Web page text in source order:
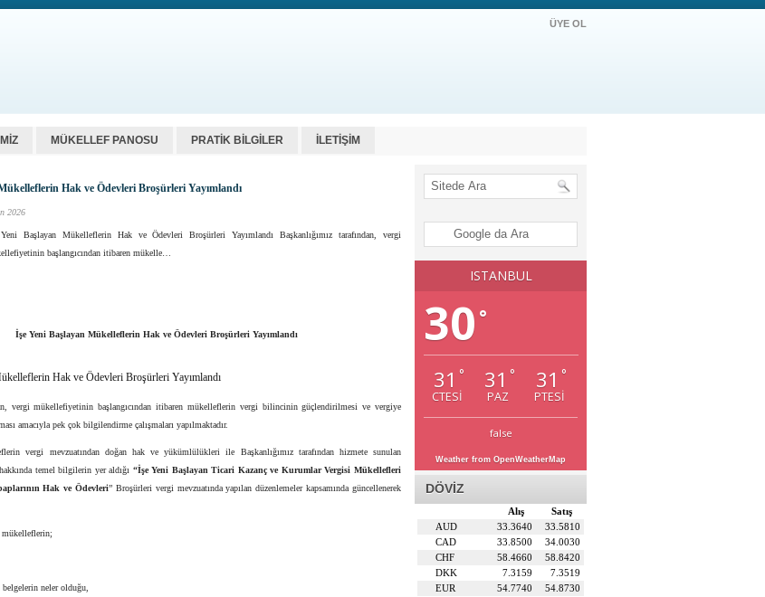
ÜYE OL
MÜKELLEF PANOSU PRATİK BİLGİLER İLETİŞİM
Hak ve Ödevleri Broşürleri Yayımlandı
2026
Başlayan Mükelleflerin Hak ve Ödevleri Broşürleri Yayımlandı Başkanlığımız tarafından, vergi
başlangıcından itibaren mükelle…
İşe Yeni Başlayan Mükelleflerin Hak ve Ödevleri Broşürleri Yayımlandı
Hak ve Ödevleri Broşürleri Yayımlandı
vergi mükellefiyetinin başlangıcından itibaren mükelleflerin vergi bilincinin güçlendirilmesi ve vergiye
amacıyla pek çok bilgilendirme çalışmaları yapılmaktadır.
vergi mevzuatından doğan hak ve yükümlülükleri ile Başkanlığımız tarafından hizmete sunulan
temel bilgilerin yer aldığı “İşe Yeni Başlayan Ticari Kazanç ve Kurumlar Vergisi Mükellefleri
Hak ve Ödevleri” Broşürleri vergi mevzuatında yapılan düzenlemeler kapsamında güncellenerek
mükelleflerin;
neler olduğu,
ISTANBUL
30 °
31 °
CTESI
31 °
PAZ
31 °
PTESI
false
Weather from OpenWeatherMap
DÖVİZ
Satış
Alış
AUD
33.5810
33.3640
CAD
34.0030
33.8500
CHF
58.8420
58.4660
DKK
7.3519
7.3159
EUR
54.8730
54.7740